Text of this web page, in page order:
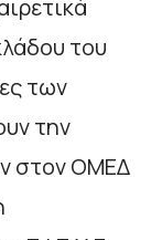
του
των
την
στον ΟΜΕΔ